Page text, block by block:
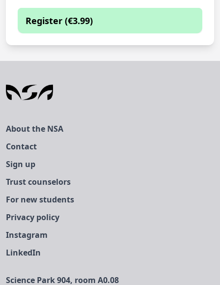
Register (€3.99)
You are currently not logged in. You will
Name (for registering without an account)
Email (for registering without an account)
About the NSA
Contact
Sign up
Trust counselors
For new students
Privacy policy
Instagram
LinkedIn
Science Park 904, room A0.08